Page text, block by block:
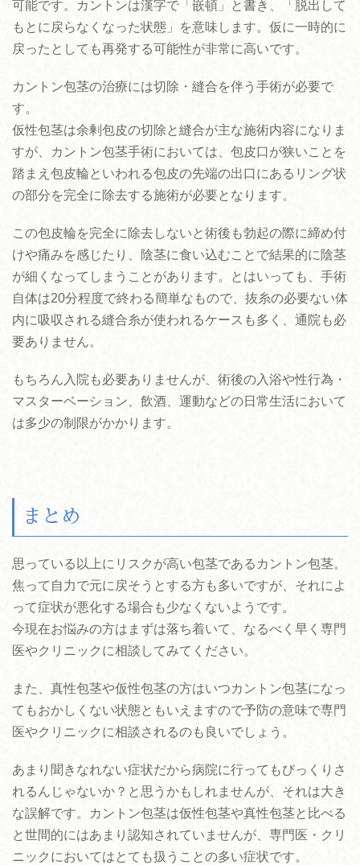
可能です。カントンは漢字で「嵌頓」と書き、「脱出して
もとに戻らなくなった状態」を意味します。仮に一時的に
戻ったとしても再発する可能性が非常に高いです。
カントン包茎の治療には切除・縫合を伴う手術が必要で
す。
仮性包茎は余剰包皮の切除と縫合が主な施術内容になりま
すが、カントン包茎手術においては、包皮口が狭いことを
踏まえ包皮輪といわれる包皮の先端の出口にあるリング状
の部分を完全に除去する施術が必要となります。
この包皮輪を完全に除去しないと術後も勃起の際に締め付
けや痛みを感じたり、陰茎に食い込むことで結果的に陰茎
が細くなってしまうことがあります。とはいっても、手術
自体は20分程度で終わる簡単なもので、抜糸の必要ない体
内に吸収される縫合糸が使われるケースも多く、通院も必
要ありません。
もちろん入院も必要ありませんが、術後の入浴や性行為・
マスターベーション、飲酒、運動などの日常生活において
は多少の制限がかかります。
まとめ
思っている以上にリスクが高い包茎であるカントン包茎。
焦って自力で元に戻そうとする方も多いですが、それによ
って症状が悪化する場合も少なくないようです。
今現在お悩みの方はまずは落ち着いて、なるべく早く専門
医やクリニックに相談してみてください。
また、真性包茎や仮性包茎の方はいつカントン包茎になっ
てもおかしくない状態ともいえますので予防の意味で専門
医やクリニックに相談されるのも良いでしょう。
あまり聞きなれない症状だから病院に行ってもびっくりさ
れるんじゃないか？と思うかもしれませんが、それは大き
な誤解です。カントン包茎は仮性包茎や真性包茎と比べる
と世間的にはあまり認知されていませんが、専門医・クリ
ニックにおいてはとても扱うことの多い症状です。